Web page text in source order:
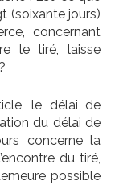
(soixante jours)
concernant
le tiré, laisse
le délai de
du délai de
concerne la
du tiré,
possible